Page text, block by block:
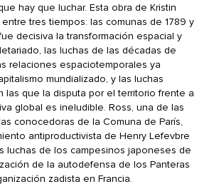
hay que luchar. Esta obra de Kristin
tres tiempos: las comunas de 1789 y
decisiva la transformación espacial y
las luchas de las décadas de
relaciones espaciotemporales ya
mundializado, y las luchas
las que la disputa por el territorio frente a
global es ineludible. Ross, una de las
conocedoras de la Comuna de París,
antiproductivista de Henry Lefevbre
luchas de los campesinos japoneses de
de la autodefensa de los Panteras
zadista en Francia.